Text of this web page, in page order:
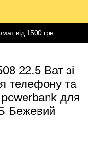
від 1500 грн.
22.5 Ват зі
телефону та
для
Бежевий